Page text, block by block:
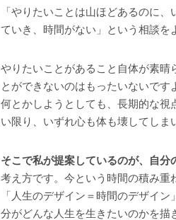
「やりたいことは山ほどあるのに
ていき、時間がない」という相談を
やりたいことがあること自体が素晴
とができないのはもったいないで
何とかしようとしても、長期的な視
い限り、いずれ心も体も壊してしま
そこで私が提案しているのが、自分
考え方です。今という時間の積み重
「人生のデザイン＝時間のデザイ
分がどんな人生を生きたいのかを描